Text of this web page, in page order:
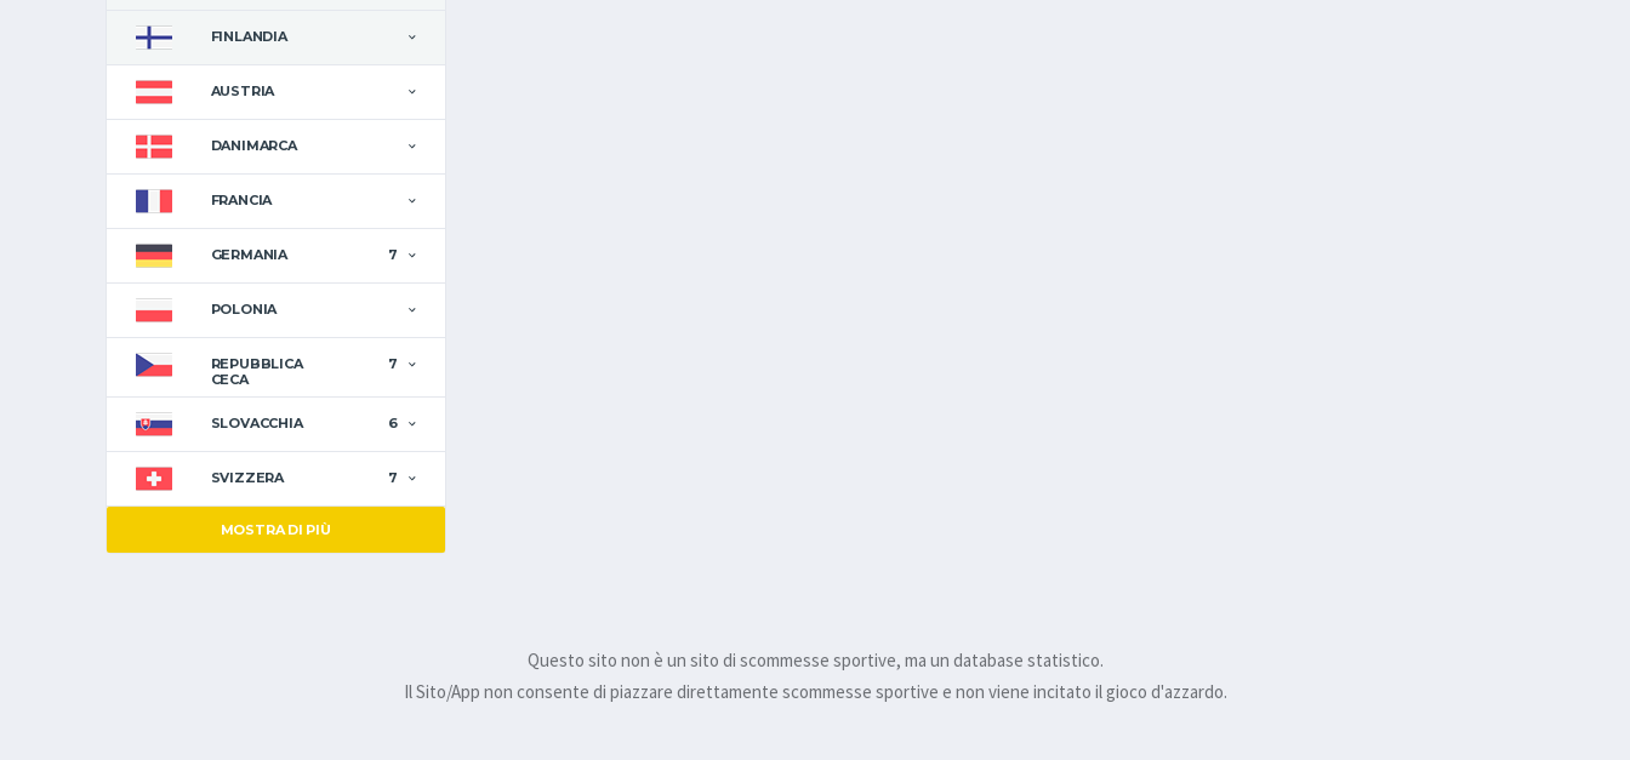
FINLANDIA
AUSTRIA
DANIMARCA
FRANCIA
GERMANIA 7
POLONIA
REPUBBLICA
CECA
7
SLOVACCHIA 6
SVIZZERA 7
MOSTRA DI PIÙ
Questo sito non è un sito di scommesse sportive, ma un database statistico.
Il Sito/App non consente di piazzare direttamente scommesse sportive e non viene incitato il gioco d'azzardo.